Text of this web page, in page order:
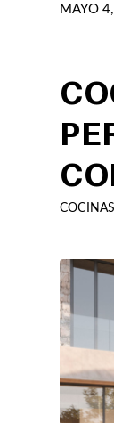
MAYO